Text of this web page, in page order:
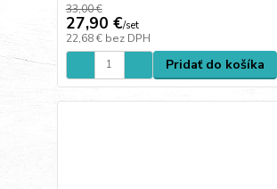
33,00 €
27,90 €/set
22,68 € bez DPH
Pridať do košíka